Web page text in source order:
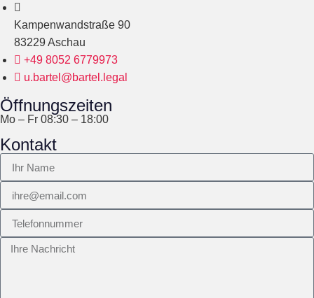
Kampenwandstraße 90
83229 Aschau
+49 8052 6779973
u.bartel@bartel.legal
Öffnungszeiten
Mo – Fr 08:30 – 18:00
Kontakt